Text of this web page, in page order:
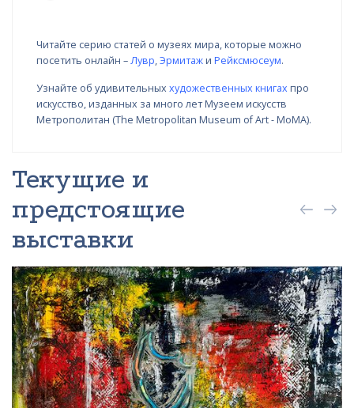
Читайте серию статей о музеях мира, которые можно
посетить онлайн –Лувр,Эрмитажи Рейксмюсеум.
Узнайте об удивительных художественных книгах про
искусство, изданных за много лет Музеем искусств
Метрополитан (The Metropolitan Museum of Art - MoMA).
Текущие и
предстоящие
выставки